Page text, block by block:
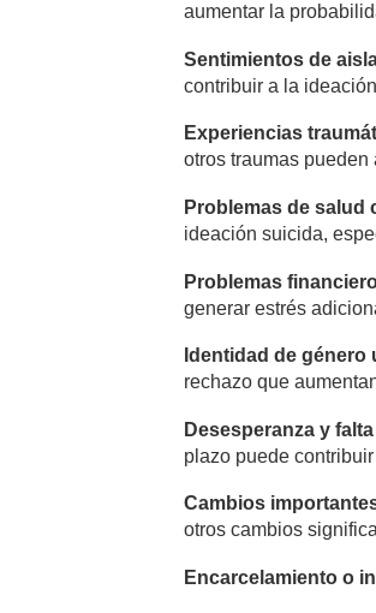
aumentar la
Sentimientos de
contribuir a la
Experiencias
otros traumas
Prob emas de salud
ideación suicida,
Prob emas
generar estrés
dentidad de género
rechazo que
Desesperanza y
plazo puede
Cambios
otros cambios
Encarcelamiento o